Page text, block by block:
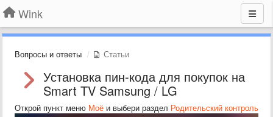
Wink
Вопросы и ответы Статьи
Установка пин-кода для покупок на
Smart TV Samsung / LG
Открой пункт меню Моё и выбери раздел Родительский контроль